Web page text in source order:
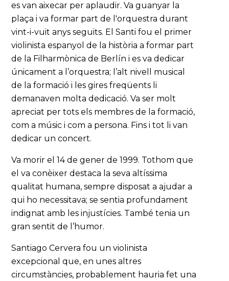
es van aixecar per aplaudir. Va guanyar la
plaça i va formar part de l'orquestra durant
vint-i-vuit anys seguits. El Santi fou el primer
violinista espanyol de la història a formar part
de la Filharmònica de Berlín i es va dedicar
únicament a l’orquestra; l’alt nivell musical
de la formació i les gires freqüents li
demanaven molta dedicació. Va ser molt
apreciat per tots els membres de la formació,
com a músic i com a persona. Fins i tot li van
dedicar un concert.
Va morir el 14 de gener de 1999. Tothom que
el va conèixer destaca la seva altíssima
qualitat humana, sempre disposat a ajudar a
qui ho necessitava; se sentia profundament
indignat amb les injustícies. També tenia un
gran sentit de l’humor.
Santiago Cervera fou un violinista
excepcional que, en unes altres
circumstàncies, probablement hauria fet una